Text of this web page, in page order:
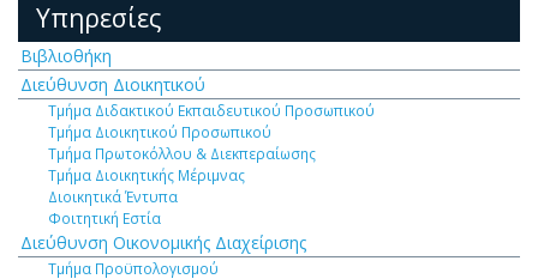
Υπηρεσίες
Βιβλιοθήκη
Διεύθυνση Διοικητικού
Τμήμα Διδακτικού Εκπαιδευτικού Προσωπικού
Τμήμα Διοικητικού Προσωπικού
Τμήμα Πρωτοκόλλου & Διεκπεραίωσης
Τμήμα Διοικητικής Μέριμνας
Διοικητικά Έντυπα
Φοιτητική Εστία
Διεύθυνση Οικονομικής Διαχείρισης
Τμήμα Προϋπολογισμού